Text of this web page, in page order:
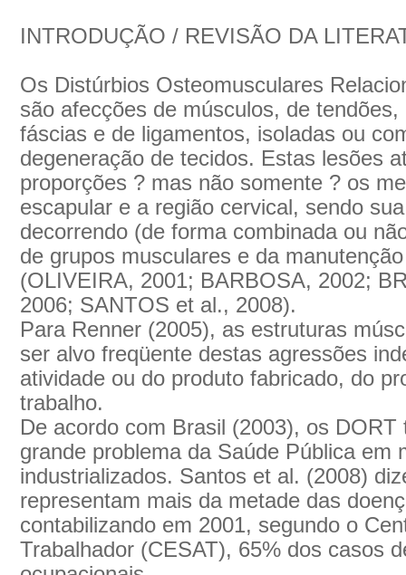
INTRODUÇÃO / REVISÃO DA
Os Distúrbios Osteomusculares
são afecções de músculos, de
fáscias e de ligamentos, isoladas ou
degeneração de tecidos. Estas lesões
proporções ? mas não somente ? os
escapular e a região cervical, sendo
decorrendo (de forma combinada ou
de grupos musculares e da
(OLIVEIRA, 2001; BARBOSA, 2002;
2006; SANTOS et al., 2008).
Para Renner (2005), as estruturas
ser alvo freqüente destas agressões
atividade ou do produto fabricado, do
trabalho.
De acordo com Brasil (2003), os
grande problema da Saúde Pública em
industrializados. Santos et al. (2008)
representam mais da metade das
contabilizando em 2001, segundo o
Trabalhador (CESAT), 65% dos casos